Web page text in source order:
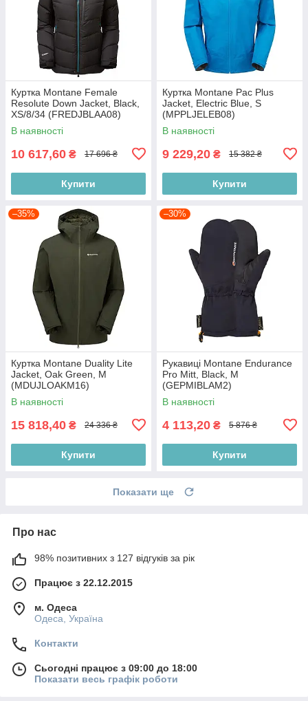
Куртка Montane Female
Resolute Down Jacket, Black,
XS/8/34 (FREDJBLAA08)
В наявності
10 617,60 ₴ 17 696 ₴
Купити
Куртка Montane Pac Plus
Jacket, Electric Blue, S
(MPPLJELEB08)
В наявності
9 229,20 ₴ 15 382 ₴
Купити
–35%
Куртка Montane Duality Lite
Jacket, Oak Green, M
(MDUJLOAKM16)
В наявності
15 818,40 ₴ 24 336 ₴
Купити
–30%
Рукавиці Montane Endurance
Pro Mitt, Black, M
(GEPMIBLAM2)
В наявності
4 113,20 ₴ 5 876 ₴
Купити
Показати ще
Про нас
98% позитивних з 127 відгуків за рік
Працює з 22.12.2015
м. Одеса
Одеса, Україна
Контакти
Сьогодні працює з 09:00 до 18:00
Показати весь графік роботи